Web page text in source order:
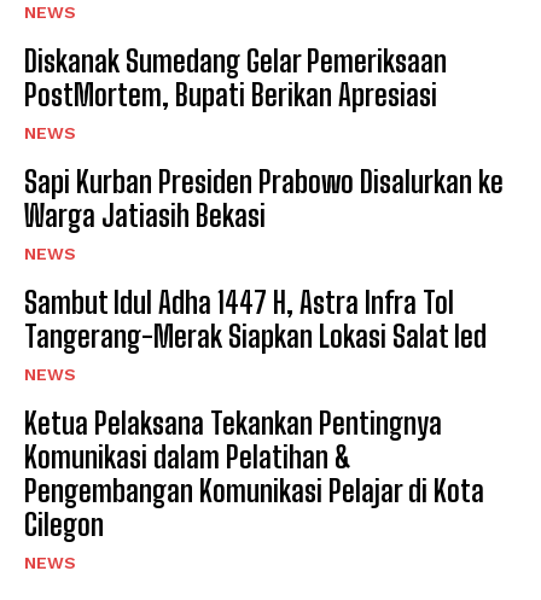
NEWS
Diskanak Sumedang Gelar Pemeriksaan
PostMortem, Bupati Berikan Apresiasi
NEWS
Sapi Kurban Presiden Prabowo Disalurkan ke
Warga Jatiasih Bekasi
NEWS
‎Sambut Idul Adha 1447 H, Astra Infra Tol
Tangerang-Merak Siapkan Lokasi Salat Ied
NEWS
Ketua Pelaksana Tekankan Pentingnya
Komunikasi dalam Pelatihan &
Pengembangan Komunikasi Pelajar di Kota
Cilegon
NEWS